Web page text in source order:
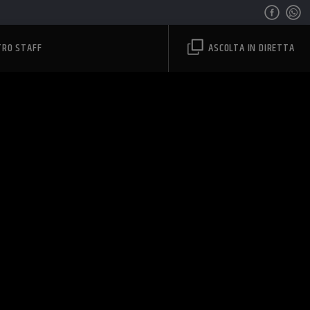
STAFF ASCOLTA IN DIRETTA